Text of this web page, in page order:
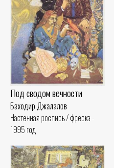
Под сводом вечности
Баходир Джалалов
Настенная роспись / фреска -
1995 год